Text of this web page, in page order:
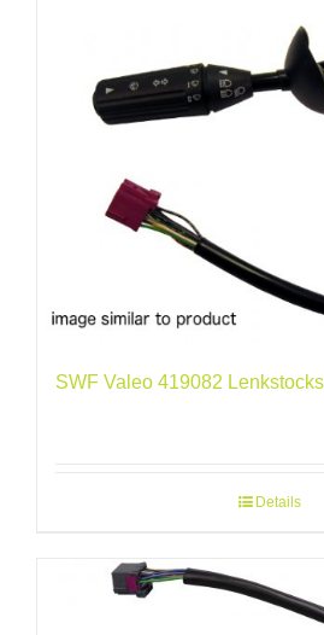
SWF Valeo 419082
Details